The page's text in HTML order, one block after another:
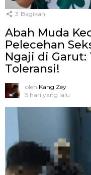
3 Bagikan
Abah Muda
Pelecehan
Ngaji di Garut:
Toleransi!
oleh Kang Zey
5 hari yang lalu